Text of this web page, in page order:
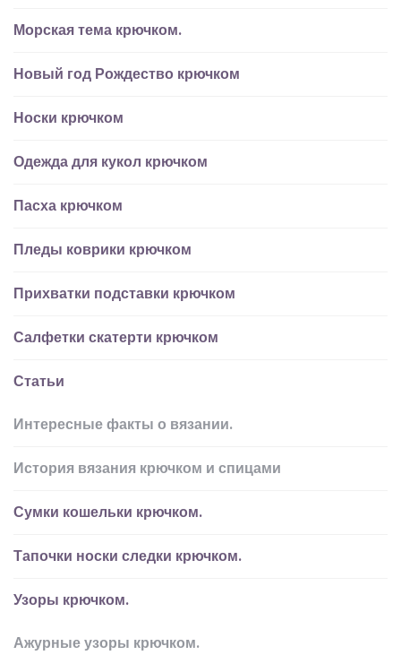
Морская тема крючком.
Новый год Рождество крючком
Носки крючком
Одежда для кукол крючком
Пасха крючком
Пледы коврики крючком
Прихватки подставки крючком
Салфетки скатерти крючком
Статьи
Интересные факты о вязании.
История вязания крючком и спицами
Сумки кошельки крючком.
Тапочки носки следки крючком.
Узоры крючком.
Ажурные узоры крючком.